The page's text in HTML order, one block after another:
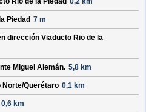
Piedad 7 m
dirección Viaducto Rio de la
Miguel Alemán. 5,8 km
Norte/Querétaro 0,1 km
0,6 km